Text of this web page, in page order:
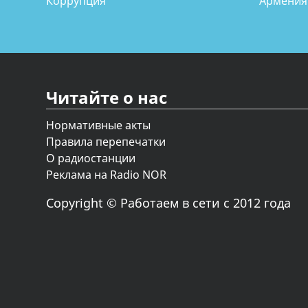
Читайте о нас
Нормативные акты
Правила перепечатки
О радиостанции
Реклама на Radio NOR
Copyright © Работаем в сети с 2012 года